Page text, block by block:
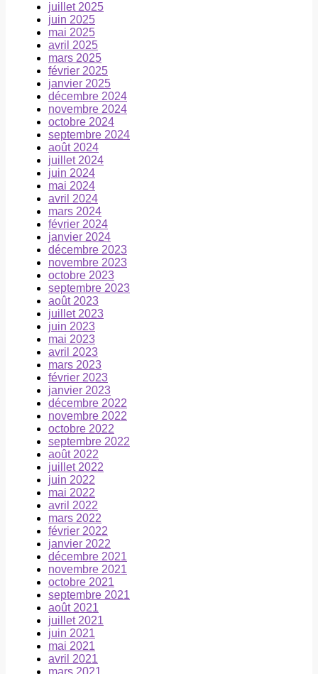
juillet 2025
juin 2025
mai 2025
avril 2025
mars 2025
février 2025
janvier 2025
décembre 2024
novembre 2024
octobre 2024
septembre 2024
août 2024
juillet 2024
juin 2024
mai 2024
avril 2024
mars 2024
février 2024
janvier 2024
décembre 2023
novembre 2023
octobre 2023
septembre 2023
août 2023
juillet 2023
juin 2023
mai 2023
avril 2023
mars 2023
février 2023
janvier 2023
décembre 2022
novembre 2022
octobre 2022
septembre 2022
août 2022
juillet 2022
juin 2022
mai 2022
avril 2022
mars 2022
février 2022
janvier 2022
décembre 2021
novembre 2021
octobre 2021
septembre 2021
août 2021
juillet 2021
juin 2021
mai 2021
avril 2021
mars 2021